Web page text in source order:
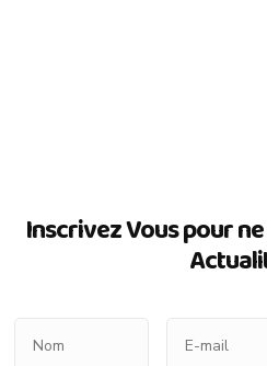
Inscrivez Vous pour